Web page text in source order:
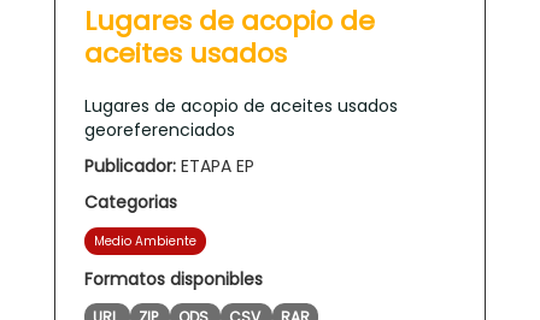
Lugares de acopio de
aceites usados
Lugares de acopio de aceites usados
georeferenciados
Publicador: ETAPA EP
Categorias
Medio Ambiente
Formatos disponibles